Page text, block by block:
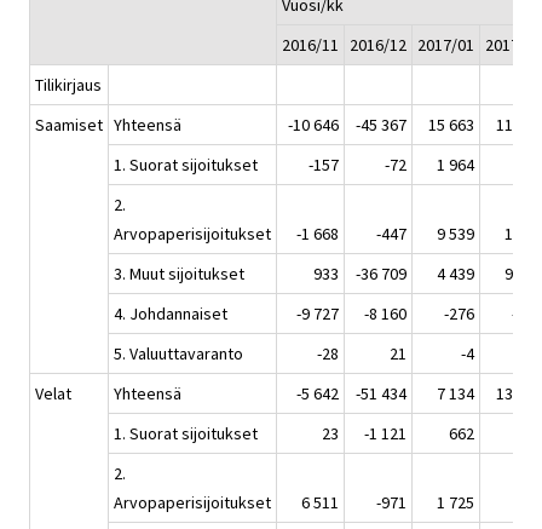
Vuosi/kk
2016/11
2016/12 2017/01
2017/02
Tilikirjaus
Saamiset Yhteensä -10 646 -45 367 15 663
11 459
1. Suorat sijoitukset
-157 -72 1 964
2.
Arvopaperisijoitukset
-1 668 -447 9 539
1 714
3. Muut sijoitukset
933 -36 709 4 439
9 395
4. Johdannaiset
-9 727 -8 160 -276
-141
5. Valuuttavaranto
-28 21 -4
Velat
Yhteensä -5 642 -51 434 7 134
13 379
1. Suorat sijoitukset
23 -1 121 662
2.
Arvopaperisijoitukset
6 511 -971 1 725